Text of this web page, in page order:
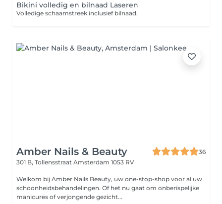
Bikini volledig en bilnaad Laseren
Volledige schaamstreek inclusief bilnaad.
Amber Nails & Beauty
36
301 B, Tollensstraat Amsterdam 1053 RV
Welkom bij Amber Nails Beauty, uw one-stop-shop voor al uw
schoonheidsbehandelingen. Of het nu gaat om onberispelijke
manicures of verjongende gezicht...